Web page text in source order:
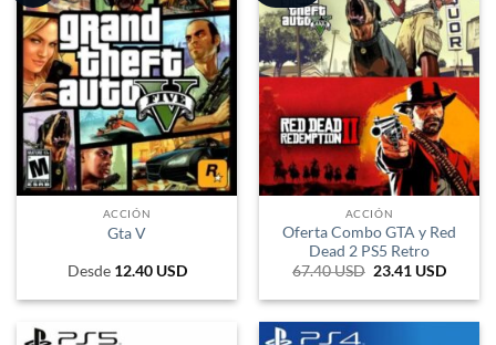
ACCIÓN
Gta V
Desde 12.40 USD
ACCIÓN
Oferta Combo GTA y Red
Dead 2 PS5 Retro
67.40USD El
original
23.41 USD
actual